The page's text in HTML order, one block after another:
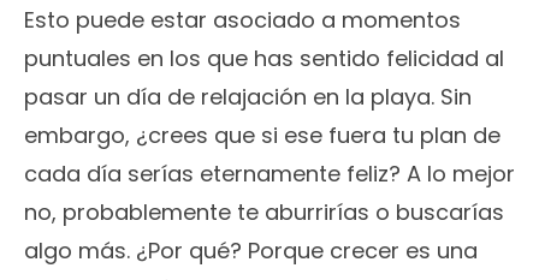
Esto puede estar asociado a momentos
puntuales en los que has sentido felicidad al
pasar un día de relajación en la playa. Sin
embargo, ¿crees que si ese fuera tu plan de
cada día serías eternamente feliz? A lo mejor
no, probablemente te aburrirías o buscarías
algo más. ¿Por qué? Porque crecer es una